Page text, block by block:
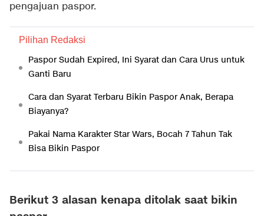
pengajuan paspor.
Pilihan Redaksi
Paspor Sudah Expired, Ini Syarat dan Cara Urus untuk
Ganti Baru
Cara dan Syarat Terbaru Bikin Paspor Anak, Berapa
Biayanya?
Pakai Nama Karakter Star Wars, Bocah 7 Tahun Tak
Bisa Bikin Paspor
Berikut 3 alasan kenapa ditolak saat bikin